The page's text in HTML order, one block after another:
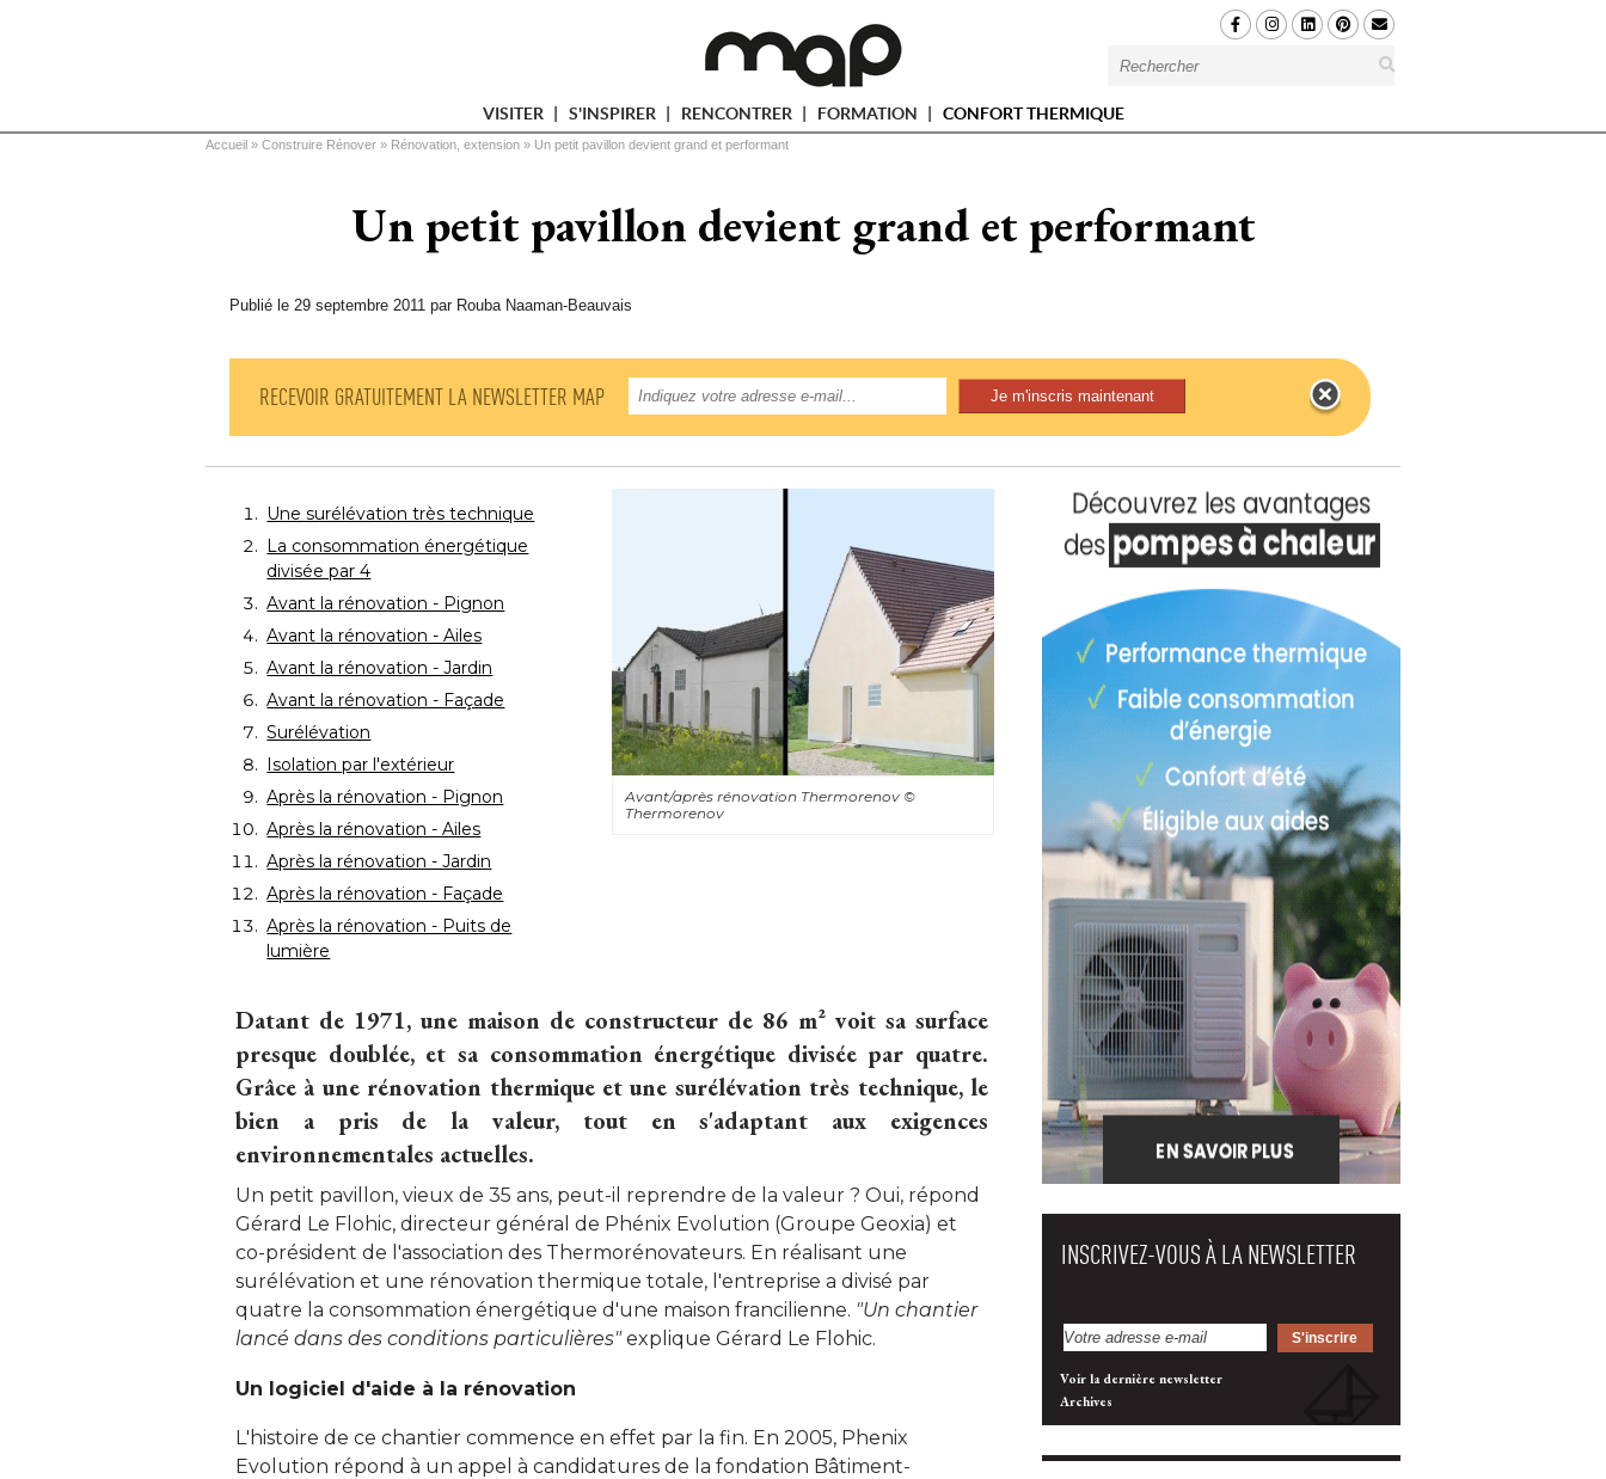
VISITER S'INSPIRER RENCONTRER FORMATION CONFORT THERMIQUE
Vous êtes ici
Accueil » Construire Rénover » Rénovation, extension » Un petit pavillon devient grand et performant
Un petit pavillon devient grand et performant
Publié le 29 septembre 2011 par Rouba Naaman-Beauvais
RECEVOIR GRATUITEMENT LA NEWSLETTER MAP
Avant/après rénovation Thermorenov ©
Thermorenov
Une surélévation très technique
La consommation énergétique
divisée par 4
Avant la rénovation - Pignon
Avant la rénovation - Ailes
Avant la rénovation - Jardin
Avant la rénovation - Façade
Surélévation
Isolation par l'extérieur
Après la rénovation - Pignon
Après la rénovation - Ailes
Après la rénovation - Jardin
Après la rénovation - Façade
Après la rénovation - Puits de
lumière
Datant de 1971, une maison de constructeur de 86 m² voit sa surface
presque doublée, et sa consommation énergétique divisée par quatre.
Grâce à une rénovation thermique et une surélévation très technique, le
bien a pris de la valeur, tout en s'adaptant aux exigences
environnementales actuelles.
Un petit pavillon, vieux de 35 ans, peut-il reprendre de la valeur ? Oui, répond
Gérard Le Flohic, directeur général de Phénix Evolution (Groupe Geoxia) et
co-président de l'association des Thermorénovateurs. En réalisant une
surélévation et une rénovation thermique totale, l'entreprise a divisé par
quatre la consommation énergétique d'une maison francilienne. "Un chantier
lancé dans des conditions particulières" explique Gérard Le Flohic.
Un logiciel d'aide à la rénovation
L'histoire de ce chantier commence en effet par la fin. En 2005, Phenix
Evolution répond à un appel à candidatures de la fondation Bâtiment-
INSCRIVEZ-VOUS À LA NEWSLETTER
Voir la dernière newsletter
Archives